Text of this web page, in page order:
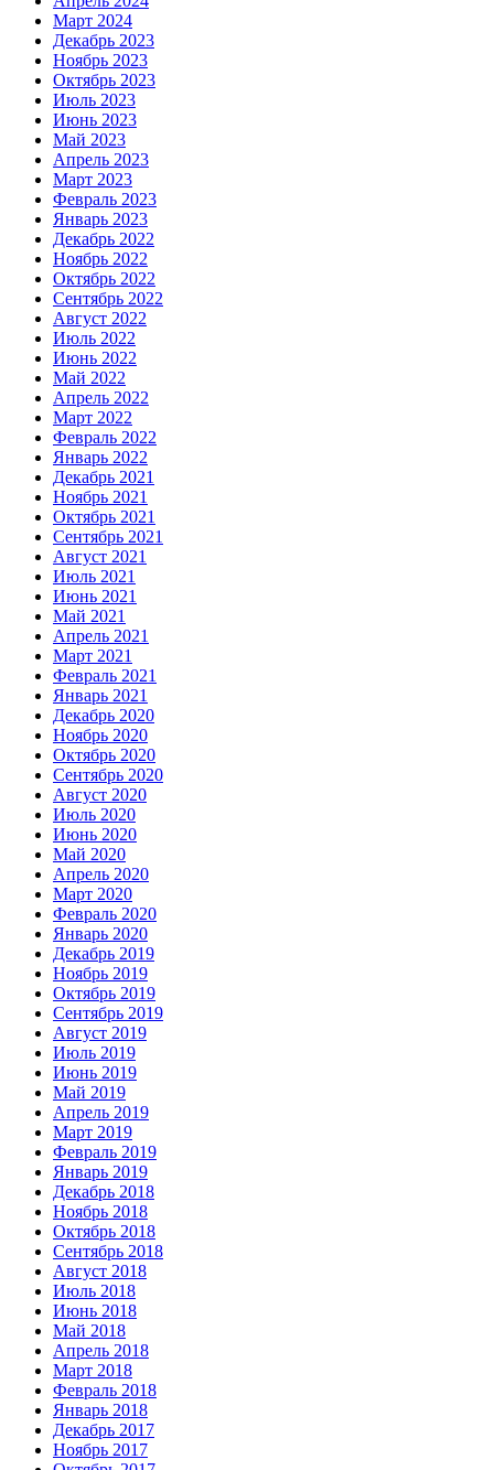
Март 2024
Декабрь 2023
Ноябрь 2023
Октябрь 2023
Июль 2023
Июнь 2023
Май 2023
Апрель 2023
Март 2023
Февраль 2023
Январь 2023
Декабрь 2022
Ноябрь 2022
Октябрь 2022
Сентябрь 2022
Август 2022
Июль 2022
Июнь 2022
Май 2022
Апрель 2022
Март 2022
Февраль 2022
Январь 2022
Декабрь 2021
Ноябрь 2021
Октябрь 2021
Сентябрь 2021
Август 2021
Июль 2021
Июнь 2021
Май 2021
Апрель 2021
Март 2021
Февраль 2021
Январь 2021
Декабрь 2020
Ноябрь 2020
Октябрь 2020
Сентябрь 2020
Август 2020
Июль 2020
Июнь 2020
Май 2020
Апрель 2020
Март 2020
Февраль 2020
Январь 2020
Декабрь 2019
Ноябрь 2019
Октябрь 2019
Сентябрь 2019
Август 2019
Июль 2019
Июнь 2019
Май 2019
Апрель 2019
Март 2019
Февраль 2019
Январь 2019
Декабрь 2018
Ноябрь 2018
Октябрь 2018
Сентябрь 2018
Август 2018
Июль 2018
Июнь 2018
Май 2018
Апрель 2018
Март 2018
Февраль 2018
Январь 2018
Декабрь 2017
Ноябрь 2017